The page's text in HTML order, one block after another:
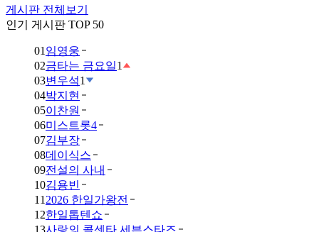
게시판 전체보기
인기 게시판 TOP 50
01 임영웅
02금타는 금요일1
03변우석1
04박지현
05이찬원
06미스트롯4
07김부장
08데이식스
09전설의 사내
10김용빈
11 2026 한일가왕전
12한일톱텐쇼
13사랑의 콜센타 세븐스타즈